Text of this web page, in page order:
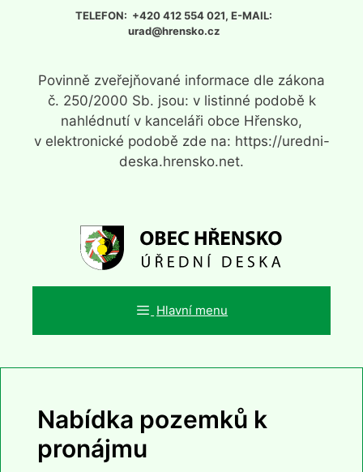
TELEFON: +420 412 554 021, E-MAIL:
urad@hrensko.cz
Povinně zveřejňované informace dle zákona
č. 250/2000 Sb. jsou: v listinné podobě k
nahlédnutí v kanceláři obce Hřensko,
v elektronické podobě zde na: https://uredni-
deska.hrensko.net.
Hlavní menu
Nabídka pozemků k
pronájmu